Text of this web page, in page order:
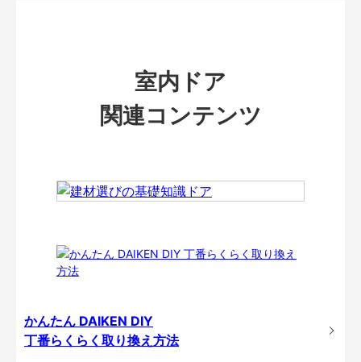
室内ドア
関連コンテンツ
かんたん DAIKEN DIY
丁番らくらく取り換え方法